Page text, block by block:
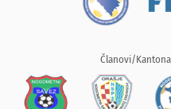
Članovi/